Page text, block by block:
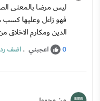
ليس مرضا بالمعنى
فهو زاءل وعليها كسب
الدين ومكارم الاخلاق
0 اعجبني .اضف رد